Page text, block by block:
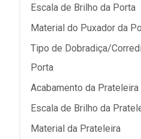
Escala de Brilho da Porta
Material do Puxador da
Tipo de Dobradiça/
Porta
Acabamento da Prateleira
Escala de Brilho da
Material da Prateleira